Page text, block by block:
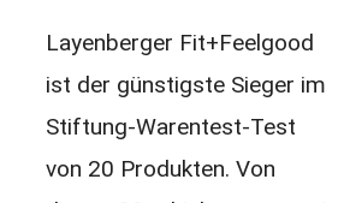
Layenberger Fit+Feelgood
ist der günstigste Sieger im
Stiftung-Warentest-Test
von 20 Produkten. Von